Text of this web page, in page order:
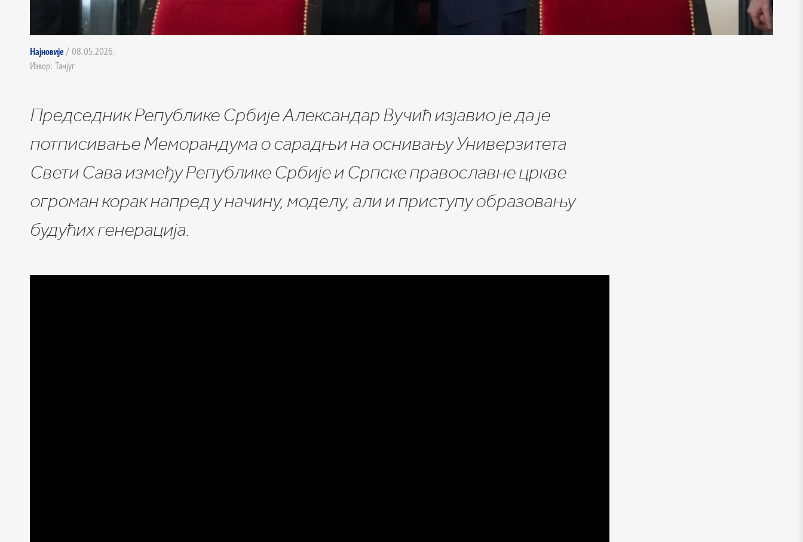
Најновије / 08.05.2026.
Извор: Танјуг
Председник Републике Србије Александар Вучић изјавио је да је
потписивање Меморандума о сарадњи на оснивању Универзитета
Свети Сава између Републике Србије и Српске православне цркве
огроман корак напред у начину, моделу, али и приступу образовању
будућих генерација.